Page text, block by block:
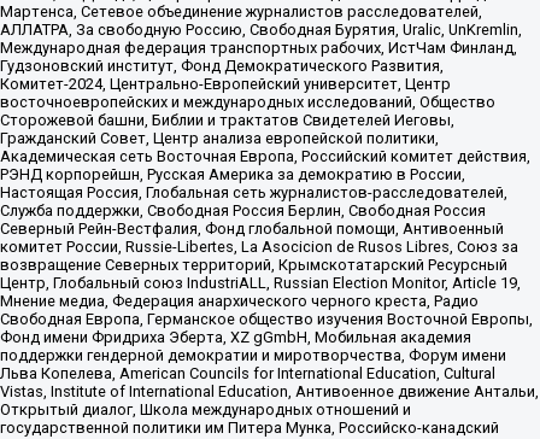
Мартенса, Сетевое объединение журналистов расследователей,
АЛЛАТРА, За свободную Россию, Свободная Бурятия, Uralic, UnKremlin,
Международная федерация транспортных рабочих, ИстЧам Финланд,
Гудзоновский институт, Фонд Демократического Развития,
Комитет-2024, Центрально-Европейский университет, Центр
восточноевропейских и международных исследований, Общество
Сторожевой башни, Библии и трактатов Свидетелей Иеговы,
Гражданский Совет, Центр анализа европейской политики,
Академическая сеть Восточная Европа, Российский комитет действия,
РЭНД корпорейшн, Русская Америка за демократию в России,
Настоящая Россия, Глобальная сеть журналистов-расследователей,
Служба поддержки, Свободная Россия Берлин, Свободная Россия
Северный Рейн-Вестфалия, Фонд глобальной помощи, Антивоенный
комитет России, Russie-Libertes, La Asocicion de Rusos Libres, Союз за
возвращение Северных территорий, Крымскотатарский Ресурсный
Центр, Глобальный союз IndustriALL, Russian Election Monitor, Article 19,
Мнение медиа, Федерация анархического черного креста, Радио
Свободная Европа, Германское общество изучения Восточной Европы,
Фонд имени Фридриха Эберта, XZ gGmbH, Мобильная академия
поддержки гендерной демократии и миротворчества, Форум имени
Льва Копелева, American Councils for International Education, Cultural
Vistas, Institute of International Education, Антивоенное движение Антальи,
Открытый диалог, Школа международных отношений и
государственной политики им Питера Мунка, Российско-канадский